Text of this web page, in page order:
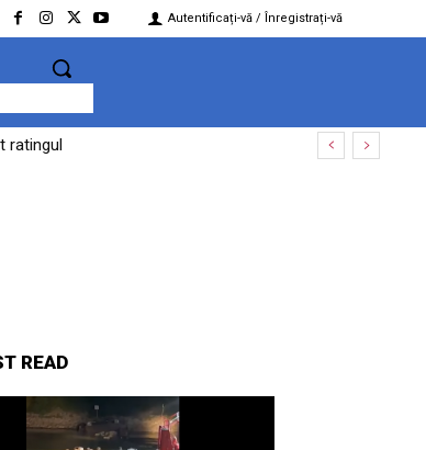
Autentificați-vă / Înregistrați-vă
ratingul
READ